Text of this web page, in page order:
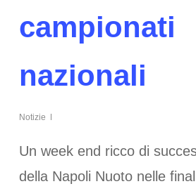
campionati
nazionali
Notizie
Un week end ricco di
della Napoli Nuoto nelle